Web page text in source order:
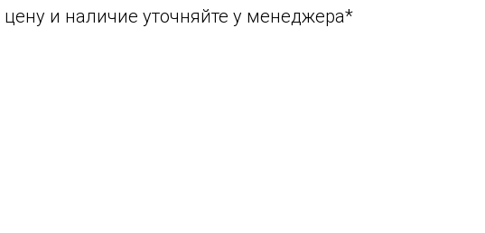
и наличие уточняйте у менеджера*